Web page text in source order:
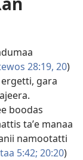
28:19, 20)
gara
boodas
taʼe manaa
namootatti
5:42; 20:20)